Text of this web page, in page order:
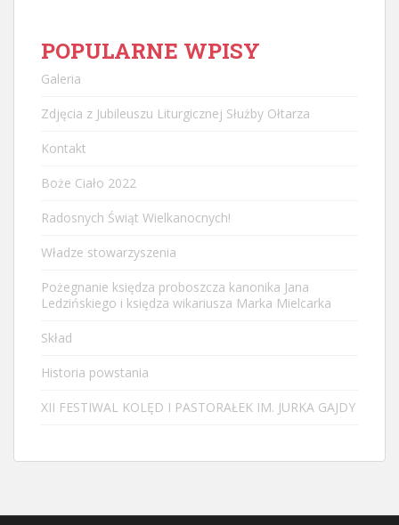
POPULARNE WPISY
Galeria
Zdjęcia z Jubileuszu Liturgicznej Służby Ołtarza
Kontakt
Boże Ciało 2022
Radosnych Świąt Wielkanocnych!
Władze stowarzyszenia
Pożegnanie księdza proboszcza kanonika Jana
Ledzińskiego i księdza wikariusza Marka Mielcarka
Skład
Historia powstania
XII FESTIWAL KOLĘD I PASTORAŁEK IM. JURKA GAJDY